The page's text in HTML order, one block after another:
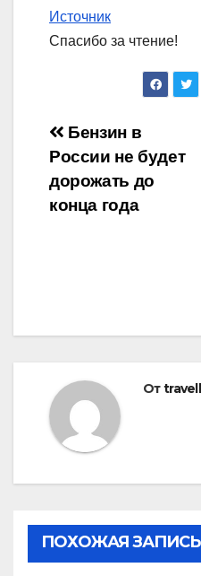
Источник
Спасибо за чтение!
Навигация
по
записям
Бензин в
России не будет
дорожать до
конца года
От
ПОХОЖАЯ ЗАПИСЬ